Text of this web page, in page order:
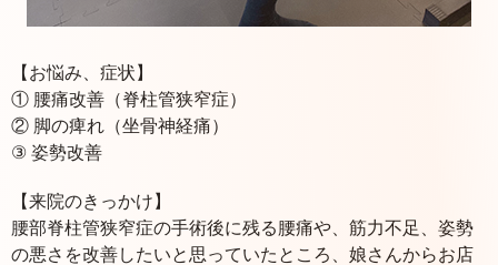
【お悩み、症状】
① 腰痛改善（脊柱管狭窄症）
② 脚の痺れ（坐骨神経痛）
③ 姿勢改善
【来院のきっかけ】
腰部脊柱管狭窄症の手術後に残る腰痛や、筋力不足、姿勢
の悪さを改善したいと思っていたところ、娘さんからお店